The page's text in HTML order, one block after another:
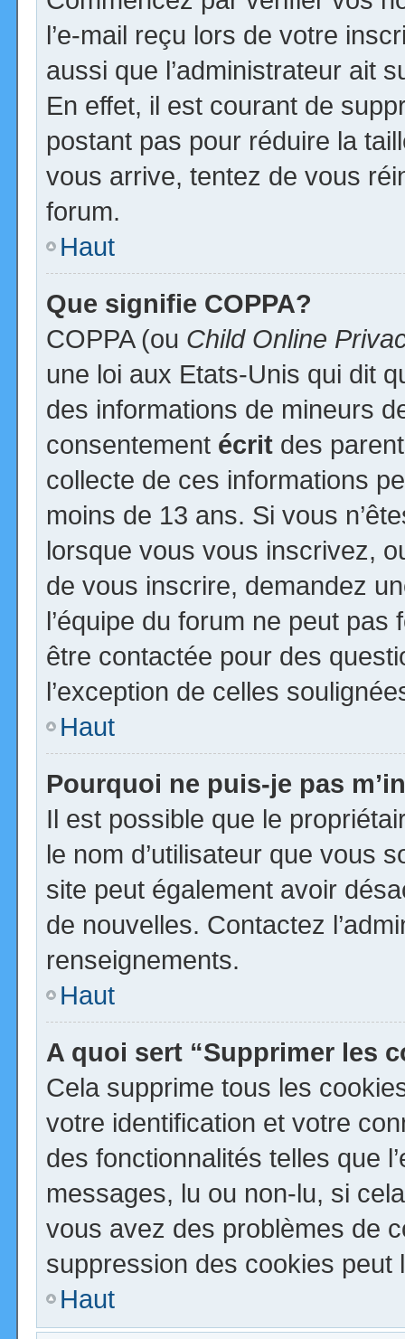
l’e-mail reçu lors de votre
aussi que l’administrateur ait
En effet, il est courant de
postant pas pour réduire la
vous arrive, tentez de vous
forum.
Haut
Que signifie COPPA?
COPPA (ou Child Online
une loi aux Etats-Unis qui dit
des informations de mineurs
consentement écrit des
collecte de ces informations
moins de 13 ans. Si vous
lorsque vous vous inscrivez,
de vous inscrire, demandez
l’équipe du forum ne peut
être contactée pour des
l’exception de celles
Haut
Pourquoi ne puis-je pas
Il est possible que le
le nom d’utilisateur que vous
site peut également avoir
de nouvelles. Contactez
renseignements.
Haut
A quoi sert “Supprimer les
Cela supprime tous les
votre identification et votre
des fonctionnalités telles que
messages, lu ou non-lu, si
vous avez des problèmes de
suppression des cookies peut
Haut